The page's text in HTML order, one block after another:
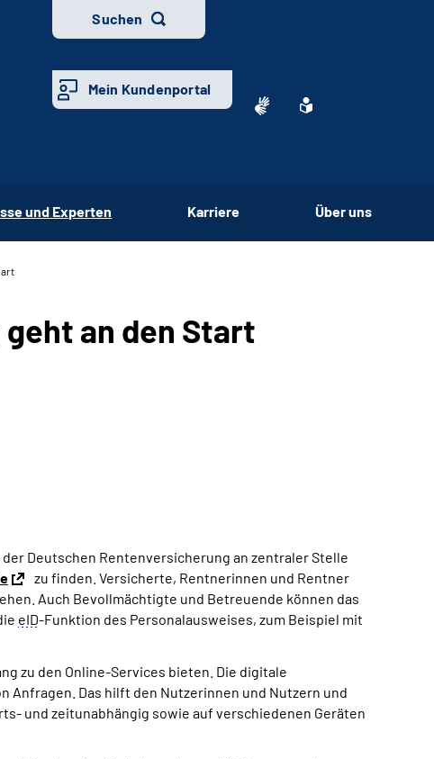
Suchen
Mein Kundenportal
und Experten Karriere Über uns
an den Start
Deutschen Rentenversicherung an zentraler Stelle
zu finden. Versicherte, Rentnerinnen und Rentner
Auch Bevollmächtigte und Betreuende können das
eID-Funktion des Personalausweises, zum Beispiel mit
zu den Online-Services bieten. Die digitale
Anfragen. Das hilft den Nutzerinnen und Nutzern und
und zeitunabhängig sowie auf verschiedenen Geräten